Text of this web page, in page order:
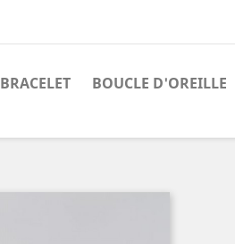
BRACELET BOUCLE D'OREILLE